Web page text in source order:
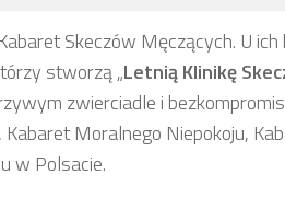
Skeczów Męczących. U
stworzą „Letnią Klinikę
zwierciadle i
Moralnego Niepokoju,
w Polsacie.